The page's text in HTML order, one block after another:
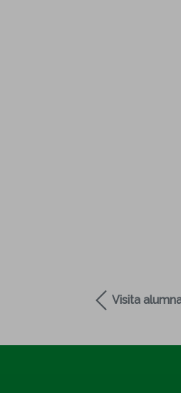
Visita